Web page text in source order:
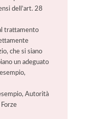
dell’art. 28
trattamento
che si siano
un adeguato
Autorità